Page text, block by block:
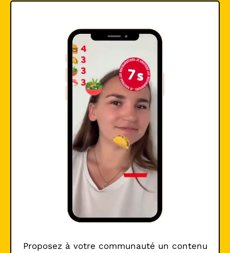
Proposez à votre communauté un contenu